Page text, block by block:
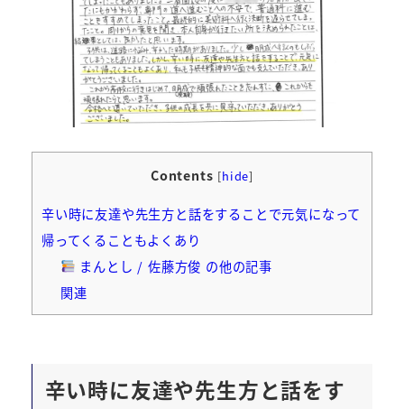
Contents [hide]
辛い時に友達や先生方と話をすることで元気になって
帰ってくることもよくあり
まんとし / 佐藤方俊 の他の記事
関連
辛い時に友達や先生方と話をす